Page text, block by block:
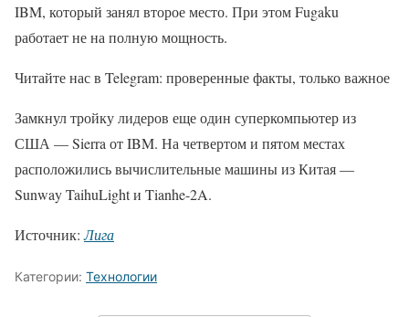
IBM, который занял второе место. При этом Fugaku
работает не на полную мощность.
Читайте нас в Telegram: проверенные факты, только важное
Замкнул тройку лидеров еще один суперкомпьютер из
США — Sierra от IBM. На четвертом и пятом местах
расположились вычислительные машины из Китая —
Sunway TaihuLight и Tianhe-2A.
Источник:Лига
Категории: Технологии